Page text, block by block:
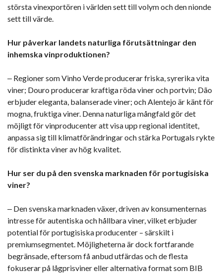
största vinexportören i världen sett till volym och den nionde
sett till värde.
Hur påverkar landets naturliga förutsättningar den
inhemska vinproduktionen?
‒ Regioner som Vinho Verde producerar friska, syrerika vita
viner; Douro producerar kraftiga röda viner och portvin; Dão
erbjuder eleganta, balanserade viner; och Alentejo är känt för
mogna, fruktiga viner. Denna naturliga mångfald gör det
möjligt för vinproducenter att visa upp regional identitet,
anpassa sig till klimatförändringar och stärka Portugals rykte
för distinkta viner av hög kvalitet.
Hur ser du på den svenska marknaden för portugisiska
viner?
‒ Den svenska marknaden växer, driven av konsumenternas
intresse för autentiska och hållbara viner, vilket erbjuder
potential för portugisiska producenter – särskilt i
premiumsegmentet. Möjligheterna är dock fortfarande
begränsade, eftersom få anbud utfärdas och de flesta
fokuserar på lågprisviner eller alternativa format som BIB